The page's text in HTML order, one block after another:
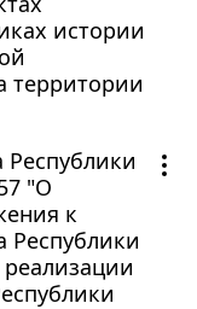
истории
территории
Республики
"О
к
Республики